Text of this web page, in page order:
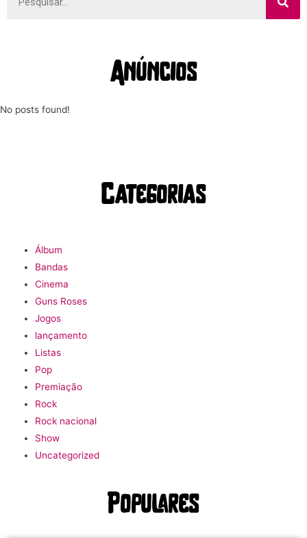
Anúncios
No posts found!
Categorias
Álbum
Bandas
Cinema
Guns Roses
Jogos
lançamento
Listas
Pop
Premiação
Rock
Rock nacional
Show
Uncategorized
Populares